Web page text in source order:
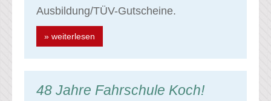
Ausbildung/TÜV-Gutscheine.
» weiterlesen
48 Jahre Fahrschule Koch!